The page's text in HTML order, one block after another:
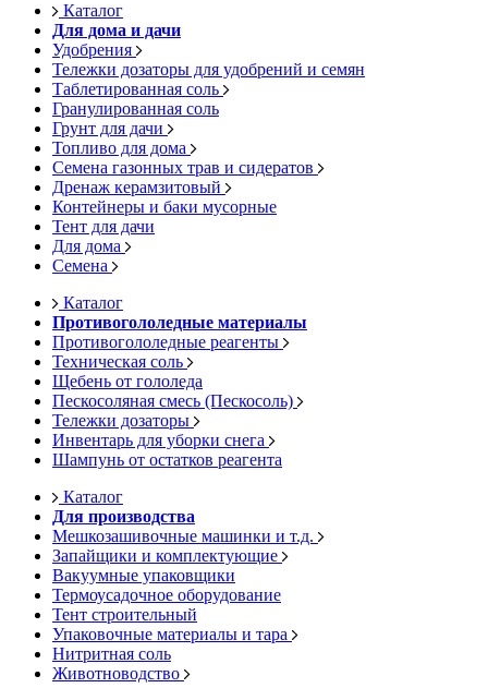
Каталог
Для дома и дачи
Удобрения
Тележки дозаторы для удобрений и семян
Таблетированная соль
Гранулированная соль
Грунт для дачи
Топливо для дома
Семена газонных трав и сидератов
Дренаж керамзитовый
Контейнеры и баки мусорные
Тент для дачи
Для дома
Семена
Каталог
Противогололедные материалы
Противогололедные реагенты
Техническая соль
Щебень от гололеда
Пескосоляная смесь (Пескосоль)
Тележки дозаторы
Инвентарь для уборки снега
Шампунь от остатков реагента
Каталог
Для производства
Мешкозашивочные машинки и т.д.
Запайщики и комплектующие
Вакуумные упаковщики
Термоусадочное оборудование
Тент строительный
Упаковочные материалы и тара
Нитритная соль
Животноводство